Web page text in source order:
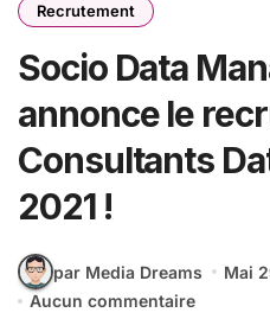
Recrutement
Socio Data
annonce le
Consultants
2021 !
par Media Dreams
Mai
Aucun commentaire